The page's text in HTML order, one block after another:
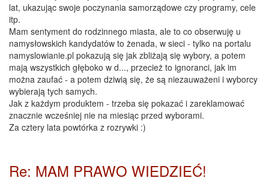
lat, ukazując swoje poczynania samorządowe czy programy, cele
itp.
Mam sentyment do rodzinnego miasta, ale to co obserwuję u
namysłowskich kandydatów to żenada, w sieci - tylko na portalu
namyslowianie.pl pokazują się jak zbliżają się wybory, a potem
mają wszystkich głęboko w d..., przecież to ignoranci, jak im
można zaufać - a potem dziwią się, że są niezauważeni i wyborcy
wybierają tych samych.
Jak z każdym produktem - trzeba się pokazać i zareklamować
znacznie wcześniej nie na miesiąc przed wyborami.
Za cztery lata powtórka z rozrywki :)
Re: MAM PRAWO WIEDZIEĆ!